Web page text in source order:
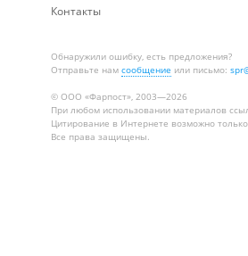
Контакты
Обнаружили ошибку, есть предложения?
Отправьте нам сообщение или письмо:
© ООО «Фарпост», 2003—2026
При любом использовании материалов
Цитирование в Интернете возможно
Все права защищены.